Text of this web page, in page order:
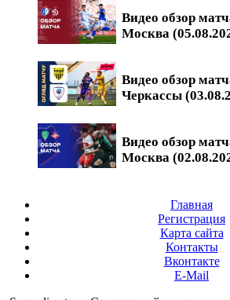
Видео обзор
Москва
Видео обзор
Черкассы
Видео обзор
Москва
Главная
Регистрация
Карта сайта
Контакты
Вконтакте
E-Mail